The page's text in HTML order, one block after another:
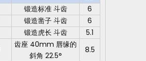
锻造标准 斗齿
6
锻造凿子 斗齿
6
锻造虎长 斗齿
5.1
齿座 40mm 唇缘的
斜角 22.5°
8.5